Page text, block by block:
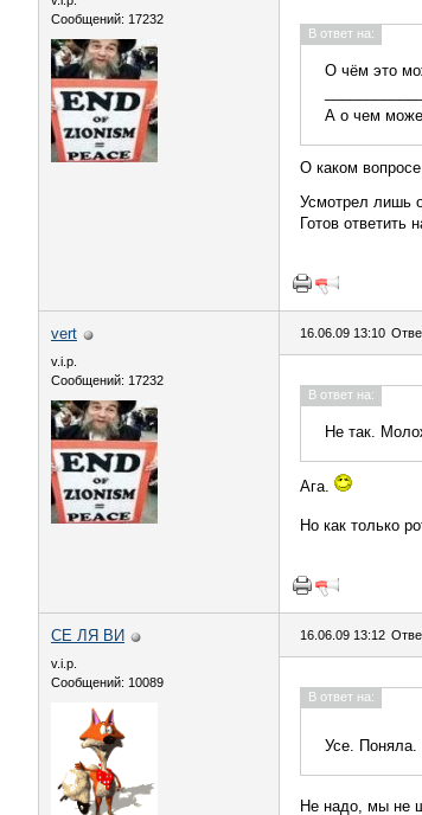
Сообщений: 17232
В ответ на:
О чём это
А о чем
О каком
Усмотрел лишь
Готов ответить
vert
v.i.p.
Сообщений: 17232
16.06.09 13:10
В ответ на:
Не так.
Ага.
Но как только
СЕ ЛЯ ВИ
v.i.p.
Сообщений: 10089
16.06.09 13:12
В ответ на:
Усе.
Не надо, мы не